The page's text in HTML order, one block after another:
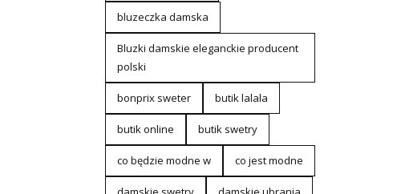
bluzeczka damska
Bluzki damskie eleganckie producent
polski
bonprix sweter butik lalala
butik online butik swetry
co będzie modne w co jest modne